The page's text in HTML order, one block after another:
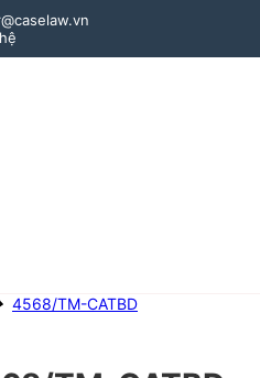
4568/TM-CATBD